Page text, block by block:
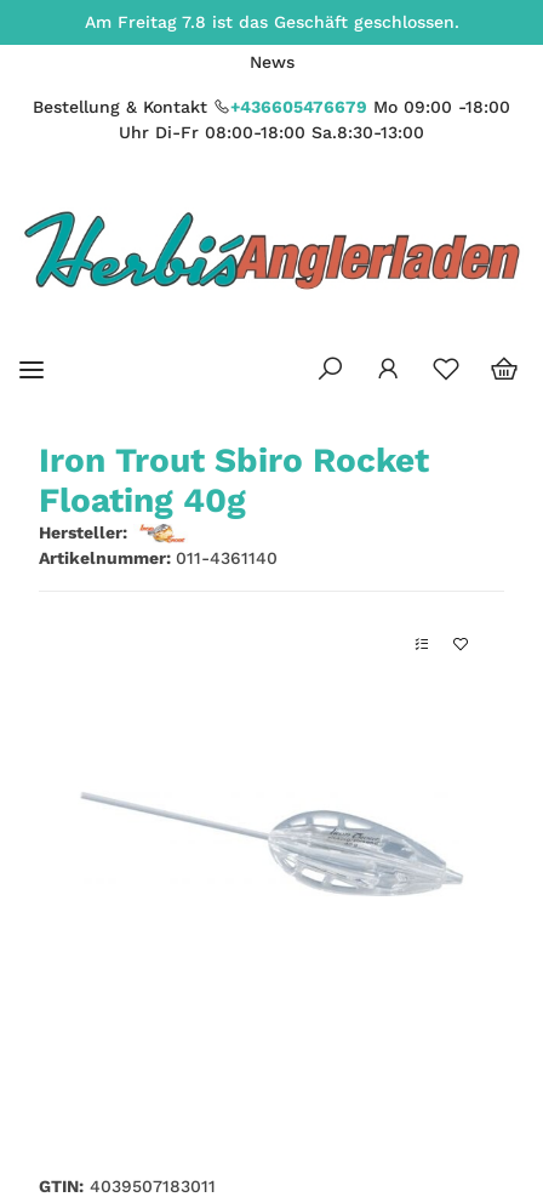
Am Freitag 7.8 ist das Geschäft geschlossen.
News
Bestellung & Kontakt +436605476679 Mo 09:00 -18:00
Uhr Di-Fr 08:00-18:00 Sa.8:30-13:00
Iron Trout Sbiro Rocket
Floating 40g
Hersteller:
Artikelnummer: 011-4361140
GTIN: 4039507183011